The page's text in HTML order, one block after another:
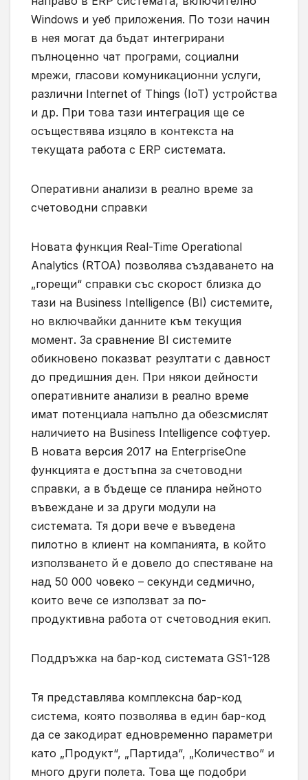
Windows и уеб приложения. По този начин
в нея могат да бъдат интегрирани
пълноценно чат програми, социални
мрежи, гласови комуникационни услуги,
различни Internet of Things (IoT) устройства
и др. При това тази интеграция ще се
осъществява изцяло в контекста на
текущата работа с ERP системата.
Оперативни анализи в реално време за
счетоводни справки
Новата функция Real-Time Operational
Analytics (RTOA) позволява създаването на
„горещи“ справки със скорост близка до
тази на Business Intelligence (BI) системите,
но включвайки данните към текущия
момент. За сравнение BI системите
обикновено показват резултати с давност
до предишния ден. При някои дейности
оперативните анализи в реално време
имат потенциала напълно да обезсмислят
наличието на Business Intelligence софтуер.
В новата версия 2017 на EnterpriseOne
функцията е достъпна за счетоводни
справки, а в бъдеще се планира нейното
въвеждане и за други модули на
системата. Тя дори вече е въведена
пилотно в клиент на компанията, в който
използването й е довело до спестяване на
над 50 000 човеко – секунди седмично,
които вече се използват за по-
продуктивна работа от счетоводния екип.
Поддръжка на бар-код системата GS1-128
Тя представлява комплексна бар-код
система, която позволява в един бар-код
да се закодират едновременно параметри
като „Продукт“, „Партида“, „Количество“ и
много други полета. Това ще подобри